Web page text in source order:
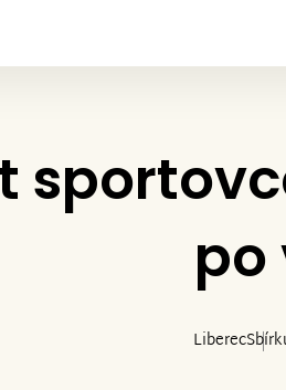
po
Liberec